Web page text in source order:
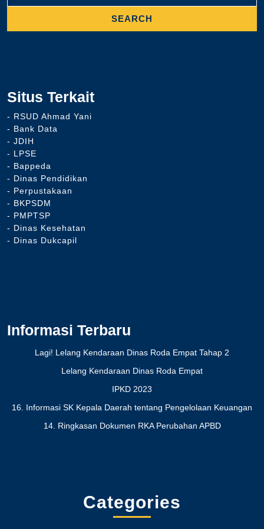
Situs Terkait
- RSUD Ahmad Yani
- Bank Data
- JDIH
- LPSE
- Bappeda
- Dinas Pendidikan
- Perpustakaan
- BKPSDM
- PMPTSP
- Dinas Kesehatan
- Dinas Dukcapil
Informasi Terbaru
Lagi! Lelang Kendaraan Dinas Roda Empat Tahap 2
Lelang Kendaraan Dinas Roda Empat
IPKD 2023
16. Informasi SK Kepala Daerah tentang Pengelolaan Keuangan
14. Ringkasan Dokumen RKA Perubahan APBD
Categories